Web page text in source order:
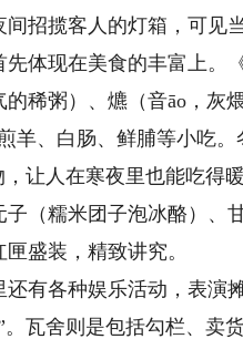
招揽客人的灯箱，可见
现在美食的丰富上。
的稀粥）、爊（音āo，灰
羊、白肠、鲜脯等小吃
让人在寒夜里也能吃得
子（糯米团子泡冰酪）
盛装，精致讲究。
各种娱乐活动，表演
瓦舍则是包括勾栏、卖